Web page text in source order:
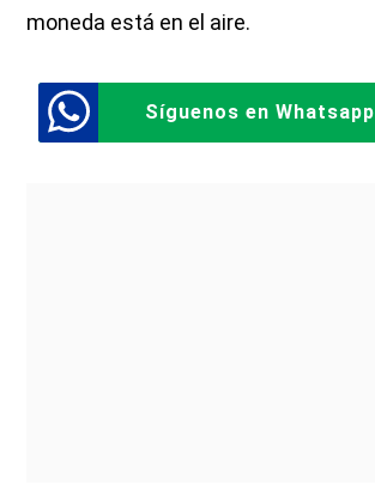
moneda está en el aire.
Síguenos en Whatsapp